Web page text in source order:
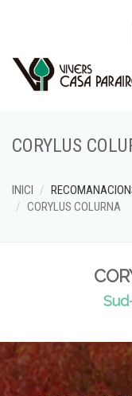
CORYLUS
INICI
CORYLUS COLURNA